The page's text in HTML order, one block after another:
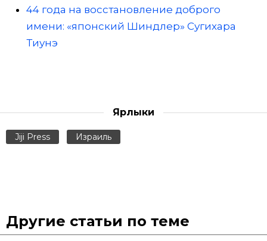
44 года на восстановление доброго
имени: «японский Шиндлер» Сугихара
Тиунэ
Ярлыки
Jiji Press Израиль
Другие статьи по теме